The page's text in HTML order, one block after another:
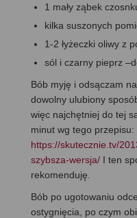
1 mały ząbek
kilka suszonych
1-2 łyżeczki oliwy z
sól i czarny pieprz
Bób myję i odsączam
dowolny ulubiony
więc najchętniej do tej
minut wg tego przepisu:
https://skutecznie.tv/
szybsza-wersja/ I ten
rekomenduję.
Bób po ugotowaniu
ostygnięcia, po czym